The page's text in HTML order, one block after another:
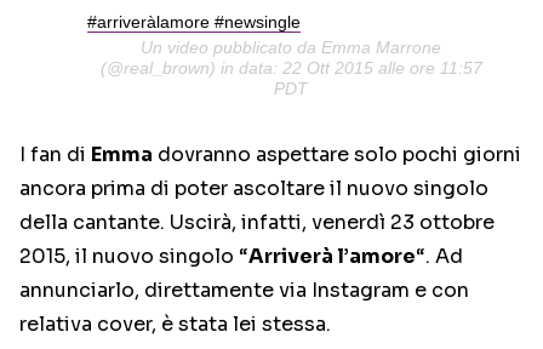
#arriveràlamore #newsingle
Un video pubblicato da Emma Marrone
(@real_brown) in data: 22 Ott 2015 alle ore 11:57
PDT
I fan di Emma dovranno aspettare solo pochi giorni
ancora prima di poter ascoltare il nuovo singolo
della cantante. Uscirà, infatti, venerdì 23 ottobre
2015, il nuovo singolo “Arriverà l’amore“. Ad
annunciarlo, direttamente via Instagram e con
relativa cover, è stata lei stessa.